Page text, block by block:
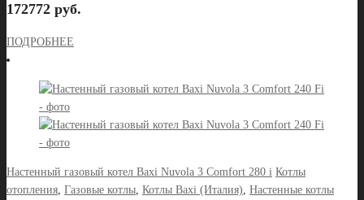
172772 руб.
ПОДРОБНЕЕ
Настенный газовый котел Baxi Nuvola 3 Comfort 280 i Котлы
отопления, Газовые котлы, Котлы Baxi (Италия), Настенные котлы